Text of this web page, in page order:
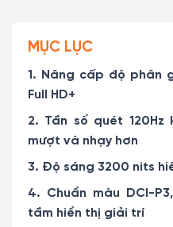
MỤC LỤC
1. Nâng cấp độ phân
Full HD+
2. Tần số quét
mượt và nhạy hơn
3. Độ sáng 3200 nits
4. Chuẩn màu DCI-
tầm hiển thị giải trí